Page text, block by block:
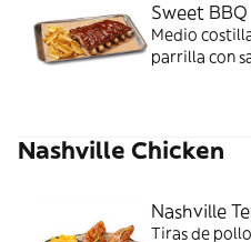
Sweet BBQ
Medio
parrilla con
Nashville Chicken
Nashville
Tiras de